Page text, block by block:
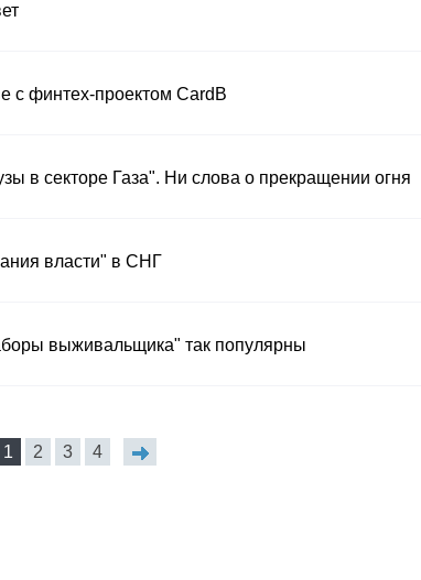
с финтех-проектом CardB
в секторе Газа". Ни слова о прекращении огня
власти" в СНГ
выживальщика" так популярны
1 2 3 4